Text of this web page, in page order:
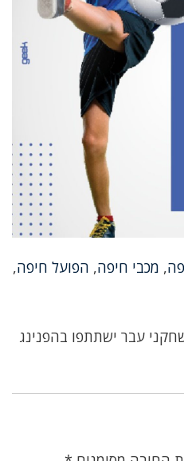
, מכבי חיפה, הפועל חיפה,
עבר ישתתפו בהפנינג